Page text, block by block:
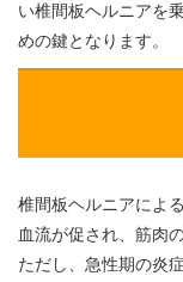
い椎間板ヘルニアを
めの鍵となります。
椎間板ヘルニアによ
血流が促され、筋肉
ただし、急性期の炎